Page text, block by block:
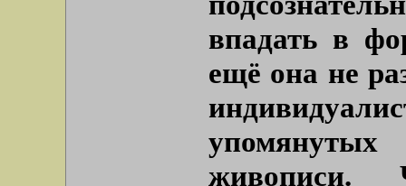
впадать в
ещё она не